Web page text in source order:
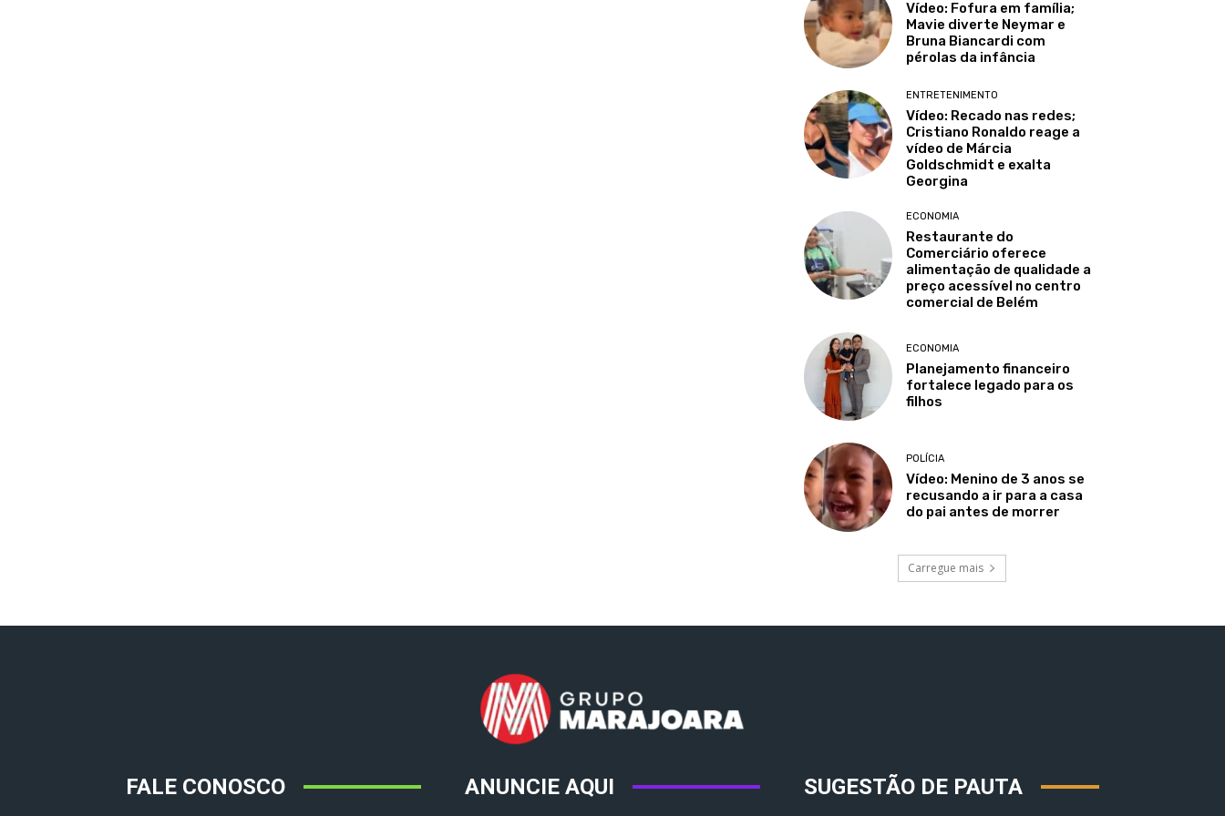
Vídeo: Fofura em família;
Mavie diverte Neymar e
Bruna Biancardi com
pérolas da infância
ENTRETENIMENTO
Vídeo: Recado nas redes;
Cristiano Ronaldo reage a
vídeo de Márcia
Goldschmidt e exalta
Georgina
ECONOMIA
Restaurante do
Comerciário oferece
alimentação de qualidade a
preço acessível no centro
comercial de Belém
ECONOMIA
Planejamento financeiro
fortalece legado para os
filhos
POLÍCIA
Vídeo: Menino de 3 anos se
recusando a ir para a casa
do pai antes de morrer
Carregue mais
FALE CONOSCO ANUNCIE AQUI SUGESTÃO DE PAUTA